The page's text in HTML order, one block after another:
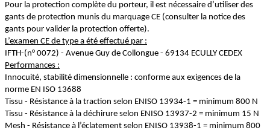
Pour la protection complète du porteur, il est nécessaire d’utiliser des
gants de protection munis du marquage CE (consulter la notice des
gants pour valider la protection offerte).
L’examen CE de type a été effectué par :
IFTH-(n° 0072) - Avenue Guy de Collongue - 69134 ECULLY CEDEX
Performances :
Innocuité, stabilité dimensionnelle : conforme aux exigences de la
norme EN ISO 13688
Tissu - Résistance à la traction selon ENISO 13934-1 = minimum 800 N
Tissu - Résistance à la déchirure selon ENISO 13937-2 = minimum 15 N
Mesh - Résistance à l’éclatement selon ENISO 13938-1 = minimum 800